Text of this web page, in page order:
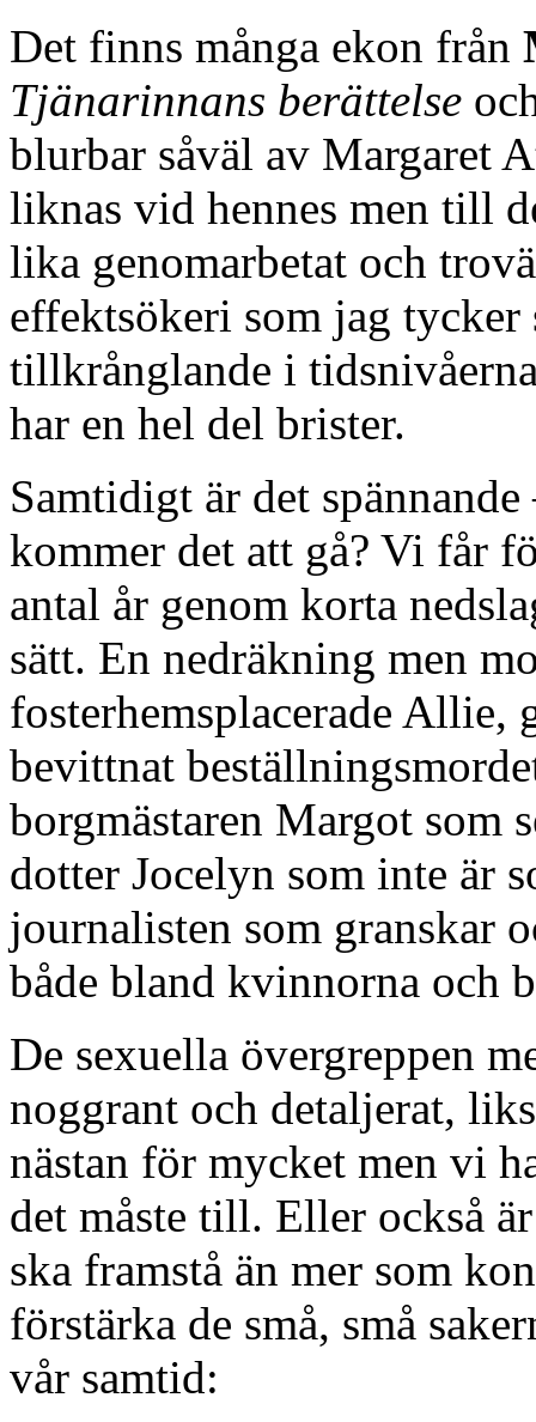
Det finns många ekon från
Tjänarinnans berättelse
blurbar såväl av Margaret
liknas vid hennes men till
lika genomarbetat och
effektsökeri som jag
tillkrånglande i
har en hel del brister.
Samtidigt är det
kommer det att gå? Vi får
antal år genom korta
sätt. En nedräkning men
fosterhemsplacerade Allie,
bevittnat
borgmästaren Margot som
dotter Jocelyn som inte är
journalisten som granskar
både bland kvinnorna och
De sexuella övergreppen
noggrant och detaljerat,
nästan för mycket men vi
det måste till. Eller också
ska framstå än mer som
förstärka de små, små
vår samtid: